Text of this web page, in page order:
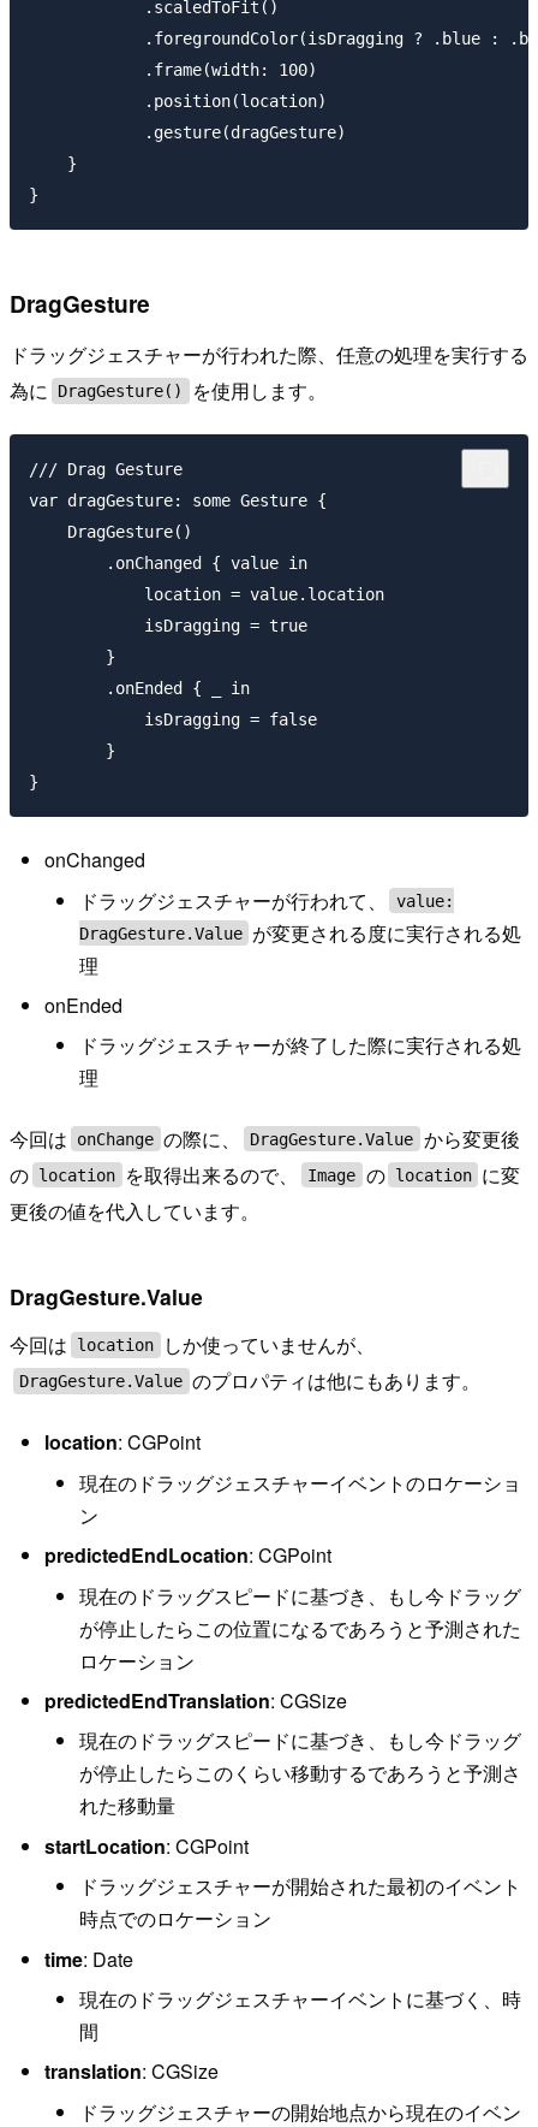
            .scaledToFit()
.foregroundColor(isDragging ? .blue :
            .frame(width: 100)
            .position(location)
            .gesture(dragGesture)
    }
DragGesture
ドラッグジェスチャーが行われた際、任意の処理を実行する
為に
DragGesture() を使用します。
/// Drag Gesture
var dragGesture: some Gesture {
    DragGesture()
        .onChanged { value in
            location = value.location
            isDragging = true
        }
        .onEnded { _ in
            isDragging = false
        }
onChanged
ドラッグジェスチャーが行われて、
value:
DragGesture.Value が変更される度に実行される処
理
onEnded
ドラッグジェスチャーが終了した際に実行される処
理
今回は onChange の際に、 DragGesture.Value から変更後
の location を取得出来るので、 Image の location に変
更後の値を代入しています。
DragGesture.Value
今回は location しか使っていませんが、
DragGesture.Value のプロパティは他にもあります。
location: CGPoint
現在のドラッグジェスチャーイベントのロケーショ
ン
predictedEndLocation: CGPoint
現在のドラッグスピードに基づき、もし今ドラッグ
が停止したらこの位置になるであろうと予測された
ロケーション
predictedEndTranslation: CGSize
現在のドラッグスピードに基づき、もし今ドラッグ
が停止したらこのくらい移動するであろうと予測さ
れた移動量
startLocation: CGPoint
ドラッグジェスチャーが開始された最初のイベント
時点でのロケーション
time: Date
現在のドラッグジェスチャーイベントに基づく、時
間
translation: CGSize
ドラッグジェスチャーの開始地点から現在のイベン